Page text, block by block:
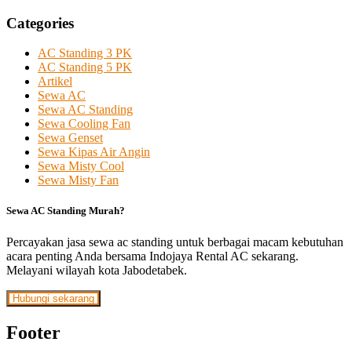
Categories
AC Standing 3 PK
AC Standing 5 PK
Artikel
Sewa AC
Sewa AC Standing
Sewa Cooling Fan
Sewa Genset
Sewa Kipas Air Angin
Sewa Misty Cool
Sewa Misty Fan
Sewa AC Standing Murah?
Percayakan jasa sewa ac standing untuk berbagai macam kebutuhan
acara penting Anda bersama Indojaya Rental AC sekarang.
Melayani wilayah kota Jabodetabek.
Hubungi sekarang
Footer